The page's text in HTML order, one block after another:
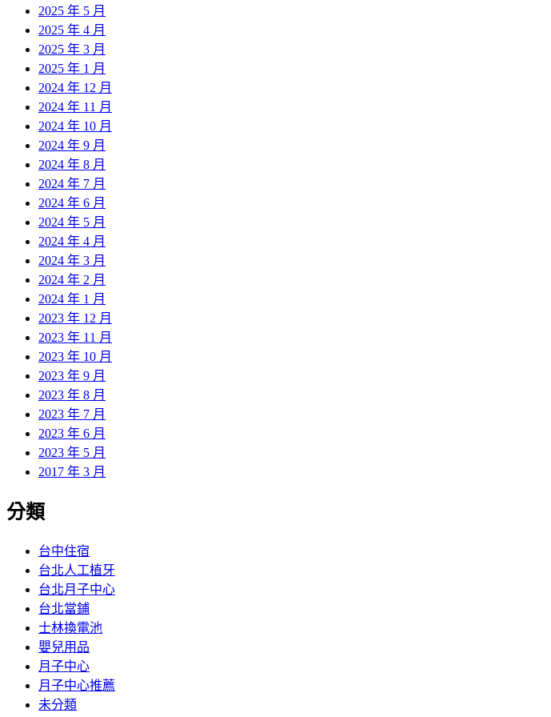
2025 年 5 月
2025 年 4 月
2025 年 3 月
2025 年 1 月
2024 年 12 月
2024 年 11 月
2024 年 10 月
2024 年 9 月
2024 年 8 月
2024 年 7 月
2024 年 6 月
2024 年 5 月
2024 年 4 月
2024 年 3 月
2024 年 2 月
2024 年 1 月
2023 年 12 月
2023 年 11 月
2023 年 10 月
2023 年 9 月
2023 年 8 月
2023 年 7 月
2023 年 6 月
2023 年 5 月
2017 年 3 月
分類
台中住宿
台北人工植牙
台北月子中心
台北當鋪
士林換電池
嬰兒用品
月子中心
月子中心推薦
未分類